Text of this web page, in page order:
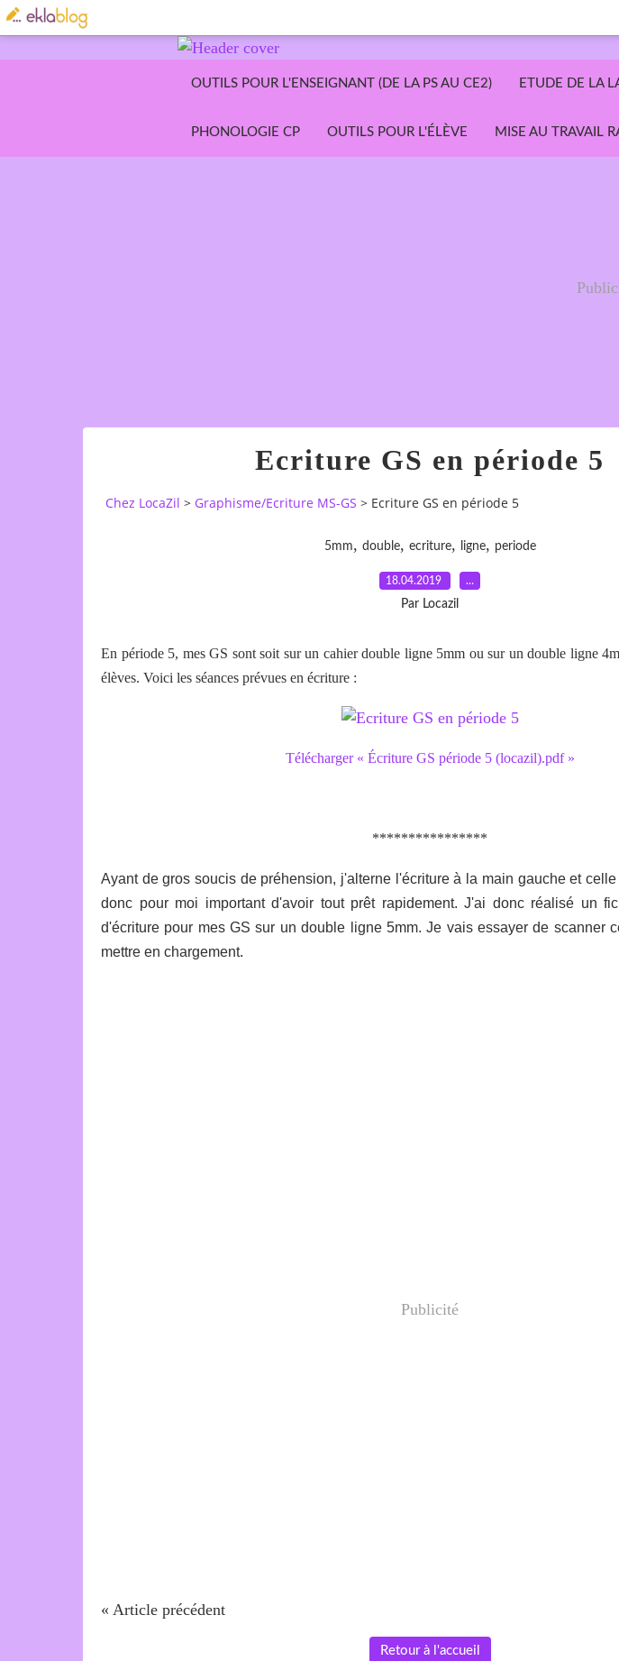
OUTILS POUR L'ENSEIGNANT (DE LA PS AU CE2) ETUDE DE LA
PHONOLOGIE CP OUTILS POUR L'ÉLÈVE MISE AU TRAVAIL
Ecriture GS en période 5
Chez LocaZil > Graphisme/Ecriture MS-GS > Ecriture GS en période 5
5mm, double, ecriture, ligne, periode
18.04.2019 …
Par Locazil
En période 5, mes GS sont soit sur un cahier double ligne 5mm ou sur un double ligne
élèves. Voici les séances prévues en écriture :
Télécharger « Écriture GS période 5 (locazil).pdf »
****************
Ayant de gros soucis de préhension, j'alterne l'écriture à la main gauche et
donc pour moi important d'avoir tout prêt rapidement. J'ai donc réalisé un
d'écriture pour mes GS sur un double ligne 5mm. Je vais essayer de scanner
mettre en chargement.
Publicité
« Article précédent
Retour à l'accueil